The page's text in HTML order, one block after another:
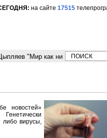
на сайте 17515
"Мир как никогда близко
новостей»
либо вирусы,